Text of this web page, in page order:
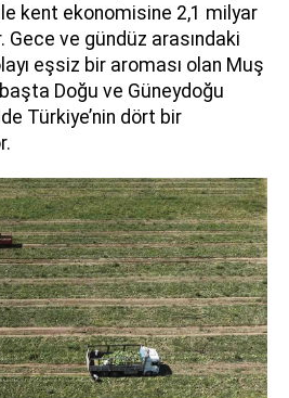
kent ekonomisine 2,1 milyar
Gece ve gündüz arasındaki
eşsiz bir aroması olan Muş
Doğu ve Güneydoğu
Türkiye’nin dört bir